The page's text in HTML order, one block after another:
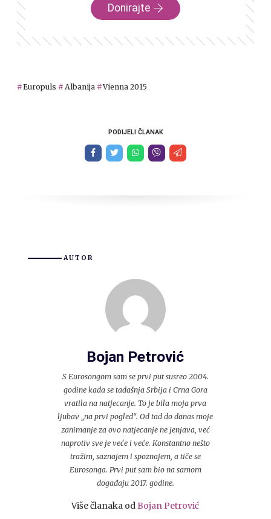
Donirajte
Europuls Albanija Vienna 2015
PODIJELI ČLANAK
AUTOR
Bojan Petrović
S Eurosongom sam se prvi put susreo 2004.
godine kada se tadašnja Srbija i Crna Gora
vratila na natjecanje. To je bila moja prva
ljubav „na prvi pogled“. Od tad do danas moje
zanimanje za ovo natjecanje ne jenjava, već
naprotiv sve je veće i veće. Konstantno nešto
tražim, saznajem i spoznajem, a tiče se
Eurosonga. Prvi put sam bio na samom
događaju 2017. godine.
Više članaka odBojan Petrović